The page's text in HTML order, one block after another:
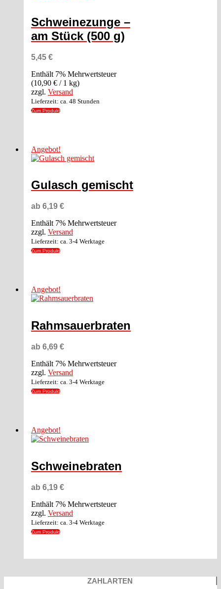
Schweinezunge –
am Stück (500 g)
5,45 €
Enthält 7% Mehrwertsteuer
(10,90 € / 1 kg)
zzgl. Versand
Lieferzeit: ca. 48 Stunden
Zum Produkt
Angebot!
Gulasch gemischt
ab 6,19 €
Enthält 7% Mehrwertsteuer
zzgl. Versand
Lieferzeit: ca. 3-4 Werktage
Zum Produkt
weist
mehrere
Die
können
der
Produktseite
gewählt
werden
Angebot!
Rahmsauerbraten
ab 6,69 €
Enthält 7% Mehrwertsteuer
zzgl. Versand
Lieferzeit: ca. 3-4 Werktage
Zum Produkt
weist
mehrere
Die
können
der
Produktseite
gewählt
werden
Angebot!
Schweinebraten
ab 6,19 €
Enthält 7% Mehrwertsteuer
zzgl. Versand
Lieferzeit: ca. 3-4 Werktage
Zum Produkt
ZAHLARTEN